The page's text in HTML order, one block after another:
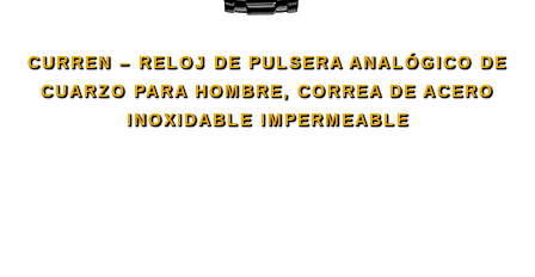
CURREN – RELOJ DE PULSERA ANALÓGICO DE
CUARZO PARA HOMBRE, CORREA DE ACERO
INOXIDABLE IMPERMEABLE